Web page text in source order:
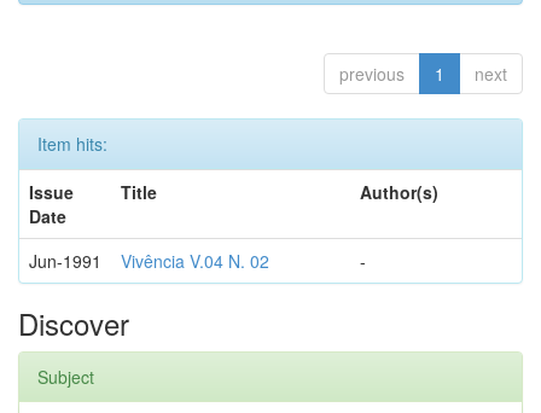
previous 1 next
Item hits:
Issue
Date
Title Author(s)
Jun-1991 Vivência V.04 N. 02 -
Discover
Subject